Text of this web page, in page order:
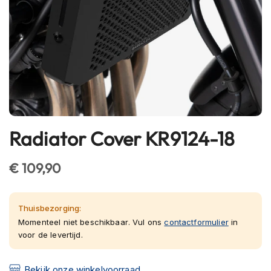
h
l
m
e
n
l
u
t
o
t
h
e
m
e
n
Ga
naar
het
van
de
afbeeldingen-
gallerij
Radiator Cover KR9124-18
€ 109,90
Thuisbezorging:
Momenteel niet beschikbaar. Vul onscontactformulierin
voor de levertijd.